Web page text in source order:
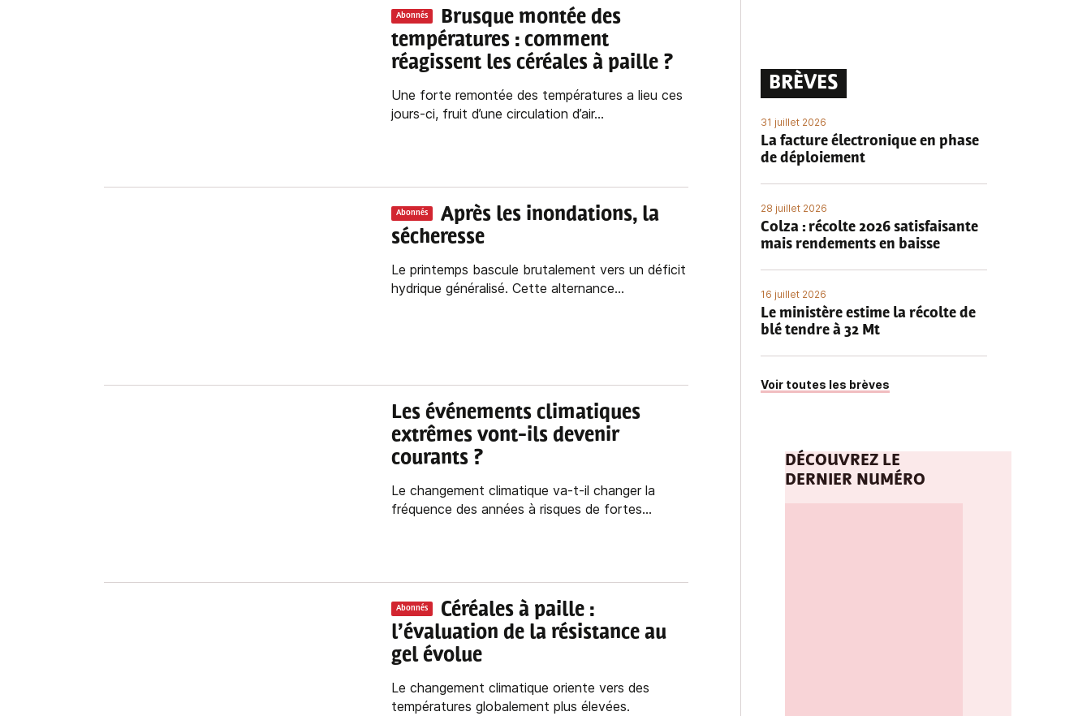
Abonnés
Brusque montée des
températures : comment
réagissent les céréales à paille ?
Une forte remontée des températures a lieu ces
jours-ci, fruit d’une circulation d’air...
Abonnés
Après les inondations, la
sécheresse
Le printemps bascule brutalement vers un déficit
hydrique généralisé. Cette alternance...
Les événements climatiques
extrêmes vont-ils devenir
courants ?
Le changement climatique va-t-il changer la
fréquence des années à risques de fortes...
Abonnés
Céréales à paille :
l’évaluation de la résistance au
gel évolue
Le changement climatique oriente vers des
températures globalement plus élevées.
BRÈVES
31 juillet 2026
La facture électronique en phase
de déploiement
28 juillet 2026
Colza : récolte 2026 satisfaisante
mais rendements en baisse
16 juillet 2026
Le ministère estime la récolte de
blé tendre à 32 Mt
Voir toutes les brèves
DÉCOUVREZ LE
DERNIER NUMÉRO